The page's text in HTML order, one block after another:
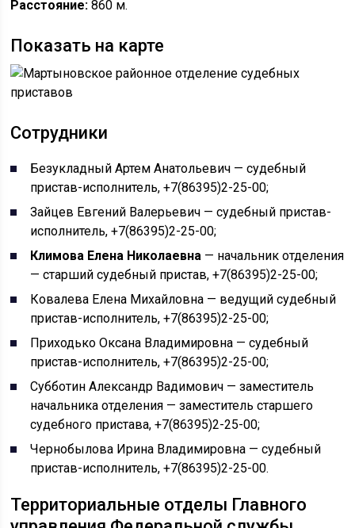
Расстояние:860 м.
Показать на карте
Сотрудники
Безукладный Артем Анатольевич — судебный
пристав-исполнитель, +7(86395)2-25-00;
Зайцев Евгений Валерьевич — судебный пристав-
исполнитель, +7(86395)2-25-00;
Климова Елена Николаевна — начальник отделения
— старший судебный пристав, +7(86395)2-25-00;
Ковалева Елена Михайловна — ведущий судебный
пристав-исполнитель, +7(86395)2-25-00;
Приходько Оксана Владимировна — судебный
пристав-исполнитель, +7(86395)2-25-00;
Субботин Александр Вадимович — заместитель
начальника отделения — заместитель старшего
судебного пристава, +7(86395)2-25-00;
Чернобылова Ирина Владимировна — судебный
пристав-исполнитель, +7(86395)2-25-00.
Территориальные отделы Главного